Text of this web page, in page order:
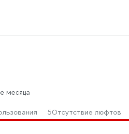
месяца
5Отсутствие люфтов